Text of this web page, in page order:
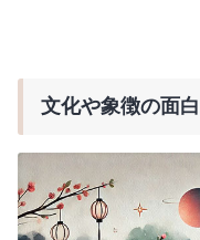
文化や象徴の面